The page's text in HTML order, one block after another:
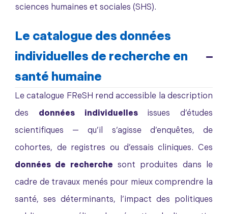
sciences humaines et sociales (SHS).
Le catalogue des données
individuelles de recherche en
santé humaine
Le catalogue FReSH rend accessible la description
des données individuelles
issues d’études
scientifiques — qu’il s’agisse d’enquêtes, de
cohortes, de registres ou d’essais cliniques. Ces
données de recherche sont produites dans le
cadre de travaux menés pour mieux comprendre la
santé, ses déterminants, l’impact des politiques